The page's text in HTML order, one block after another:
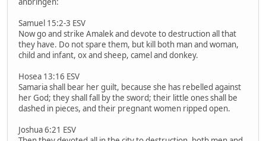
Samuel 15:2-3 ESV
Now go and strike Amalek and devote to destruction all that
they have. Do not spare them, but kill both man and woman,
child and infant, ox and sheep, camel and donkey.
Hosea 13:16 ESV
Samaria shall bear her guilt, because she has rebelled against
her God; they shall fall by the sword; their little ones shall be
dashed in pieces, and their pregnant women ripped open.
Joshua 6:21 ESV